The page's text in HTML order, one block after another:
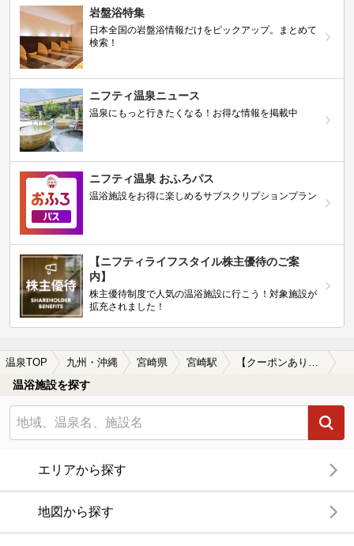
岩盤浴特集
日本全国の岩盤浴情報だけをピックアップ。まとめて
検索！
ニフティ温泉ニュース
温泉にもっと行きたくなる！お得な情報を掲載中
ニフティ温泉 おふろパス
温浴施設をお得に楽しめるサブスクリプションプラン
【ニフティライフスタイル株主優待のご案
内】
株主優待制度で人気の温浴施設に行こう！対象施設が
拡充されました！
温泉TOP 九州・沖縄 宮崎県 宮崎駅 【クーポンあり】駅近（徒歩10分以内）の宮崎駅近くの温泉、日帰り温泉、スーパー銭湯おすすめ
温浴施設を探す
エリアから探す
地図から探す